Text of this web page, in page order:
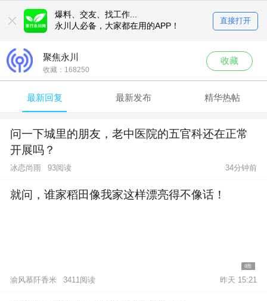
爆料、交友、找工作...
永川人必备，大家都在用的APP！
直接打开
聚焦永川
收藏： 168250
收藏
最新回复 最新发布 精华热帖
问一下城里的朋友，老中医院的五官科还在正常
开展吗？
冰恋尚雨 93阅读 34分钟前
就问，谁家稻田像我家这样漂亮得不像话！
8图
渝风慕阡香米 3411阅读 昨天 15:21